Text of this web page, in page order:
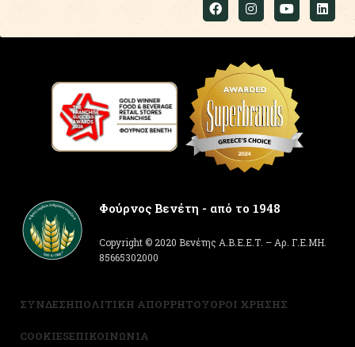
Φούρνος Βενέτη - από το 1948
Copyright © 2020 Βενέτης Α.Β.Ε.Ε.Τ. – Αρ. Γ.Ε.ΜΗ.
85665302000
ΣΥΝΔΕΣΗΠΟΛΙΤΙΚΗ ΑΠΟΡΡΗΤΟΥΟΡΟΙ ΧΡΗΣΗΣ
COOKIESΕΠΙΚΟΙΝΩΝΙΑ